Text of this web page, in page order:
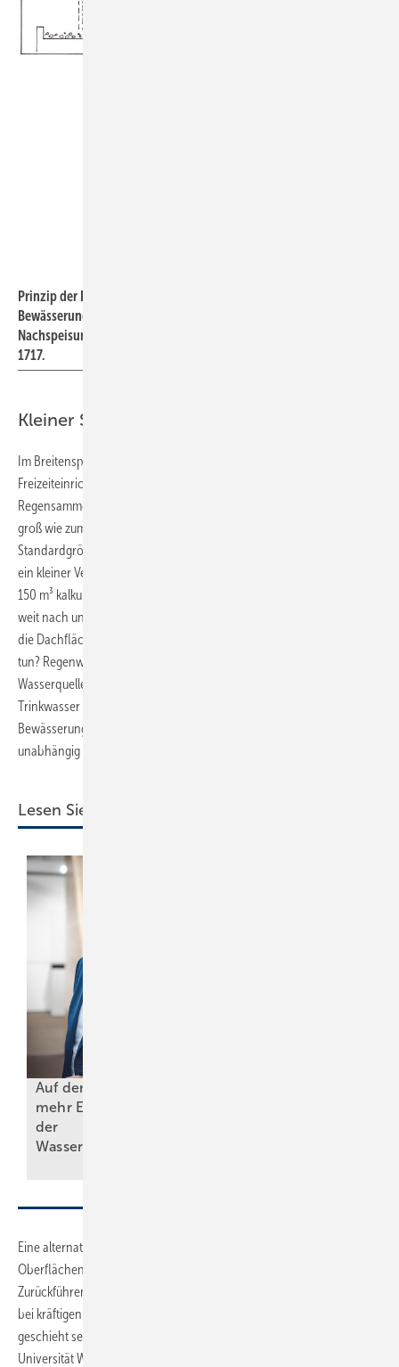
Prinzip der Regenwassernutzung mit unterirdischem Speicher für
Bewässerung. Bei fehlendem Niederschlag erfolgt automatisch die
Nachspeisung über eine ­Sicherungseinrichtung gemäß DIN EN
1717.
Kleiner Sportverein, wenig Dachfläche
Im Breitensport, bei kleinen Vereinen ohne Tribünendach oder bei
Freizeiteinrichtungen ohne Gebäude fehlen die typischen
Regensammelflächen. Doch die Sportrasenflächen sind genauso
groß wie zum Beispiel im Olympiastadion von Berlin. Die
Standardgröße eines Fußballfeldes beträgt hier wie dort 7140 m². Und
ein kleiner Verein muss wie ein Bundesligaclub je Bewässerung 100 bis
150 m³ kalkulieren, um im Interesse der Rasenfestigkeit ein möglichst
weit nach unten reichendes Wurzelwachstum zu erzielen. Wenn aber
die Dachfläche nicht 42 000 m², sondern nur 420 m² beträgt, was
tun? Regenwasser von anderen Flächen sammeln und/oder andere
Wasserquellen erschließen, so könnte das Motto lauten, falls
Trinkwasser gespart werden soll und man in Trockenzeiten von
Bewässerungsverboten der öffentlichen Wasserversorgung
unabhängig sein möchte.
Lesen Sie auch:
Auf dem Weg zu
mehr Effizienz bei
der
Wassernutzung
Eine alternative Wasserquelle für Sportvereine ist möglicherweise die
Oberflächenentwässerung des eigenen Geländes sowie das
Zurückführen des Wassers aus den Spielfelddrainagen. Das „Zuviel“
bei kräftigen Niederschlägen landet so im Regenspeicher. Beides
geschieht seit dem Jahr 2000 in den „Sportanlagen im Hubland“ der
Universität Würzburg, reicht aber nicht aus. Mit zusätzlichem